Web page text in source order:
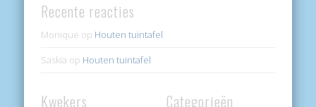
Recente reacties
Monique op Houten tuintafel
Saskia op Houten tuintafel
Kwekers Categorieën